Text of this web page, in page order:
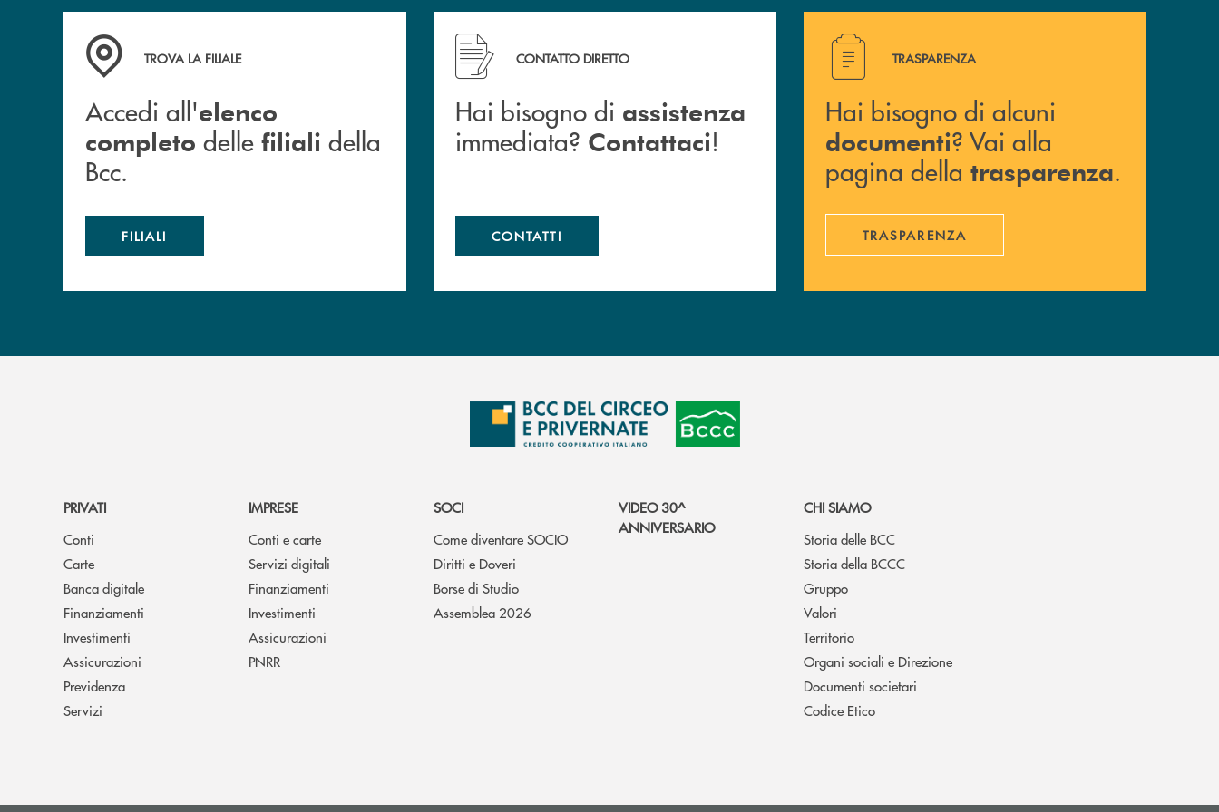
Accedi all' elenco completo delle filiali della Bcc.
TROVA LA FILIALE
Accedi all'elenco
completo delle filiali della
Bcc.
FILIALI
Hai bisogno di assistenza immediata? Contattaci !
CONTATTO DIRETTO
Hai bisogno di assistenza
immediata? Contattaci!
CONTATTI
Hai bisogno di alcuni documenti ? Vai alla pagina della
TRASPARENZA
Hai bisogno di alcuni
documenti? Vai alla
pagina della trasparenza.
TRASPARENZA
PRIVATI
Conti
Carte
Banca digitale
Finanziamenti
Investimenti
Assicurazioni
Previdenza
Servizi
IMPRESE
Conti e carte
Servizi digitali
Finanziamenti
Investimenti
Assicurazioni
PNRR
SOCI
Come diventare SOCIO
Diritti e Doveri
Borse di Studio
Assemblea 2026
VIDEO 30^
ANNIVERSARIO
CHI SIAMO
Storia delle BCC
Storia della BCCC
Gruppo
Valori
Territorio
Organi sociali e Direzione
Documenti societari
Codice Etico